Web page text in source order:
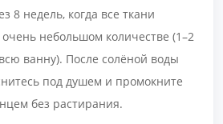
8 недель, когда все ткани
небольшом количестве (1–2
ванну). После солёной воды
под душем и промокните
без растирания.